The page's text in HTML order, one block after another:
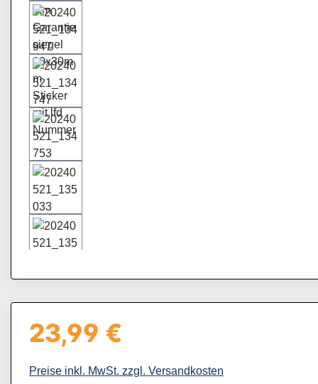
Regulärer Preis:
23,99 €
Preise inkl. MwSt. zzgl. Versandkosten